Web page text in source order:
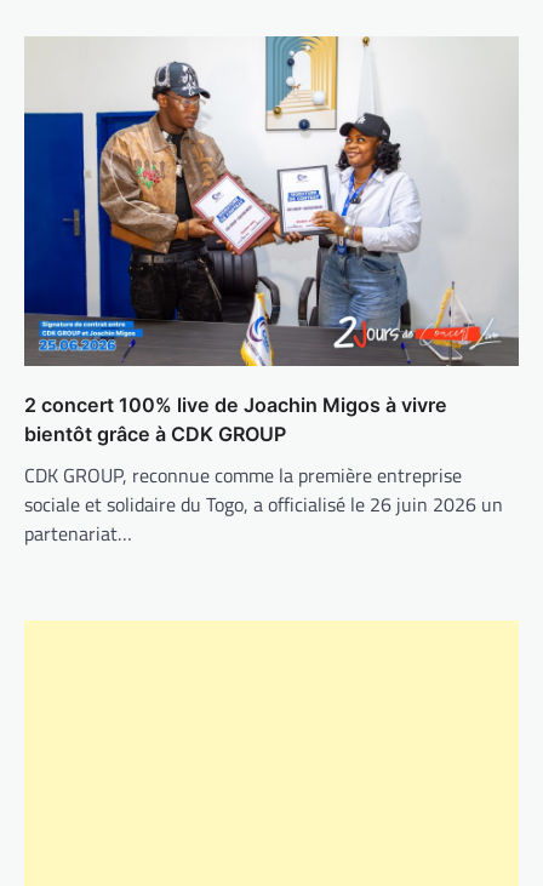
2 concert 100% live de Joachin Migos à vivre
bientôt grâce à CDK GROUP
CDK GROUP, reconnue comme la première entreprise
sociale et solidaire du Togo, a officialisé le 26 juin 2026 un
partenariat…